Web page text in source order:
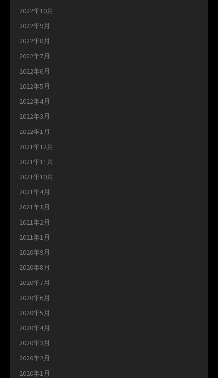
2022年10月
2022年9月
2022年8月
2022年7月
2022年6月
2022年5月
2022年4月
2022年3月
2022年1月
2021年12月
2021年11月
2021年10月
2021年4月
2021年3月
2021年2月
2021年1月
2020年9月
2020年8月
2020年7月
2020年6月
2020年5月
2020年4月
2020年3月
2020年2月
2020年1月